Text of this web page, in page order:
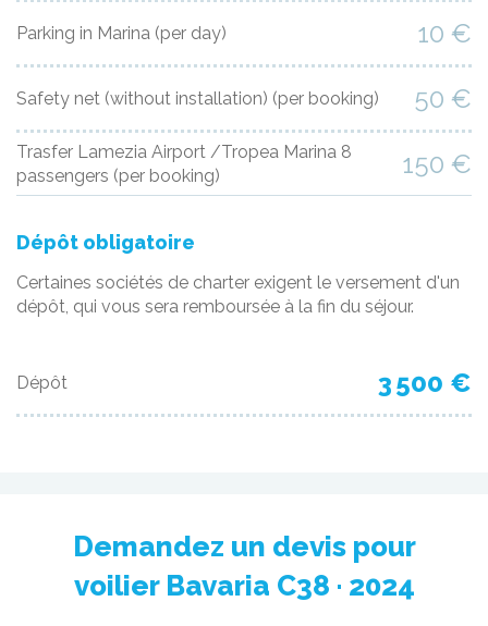
Parking in Marina (per day) 10 €
Safety net (without installation) (per booking) 50 €
Trasfer Lamezia Airport /Tropea Marina 8
passengers (per booking) 150 €
Dépôt obligatoire
Certaines sociétés de charter exigent le versement d'un
dépôt, qui vous sera remboursée à la fin du séjour.
Dépôt 3 500 €
Demandez un devis pour
voilier Bavaria C38 · 2024